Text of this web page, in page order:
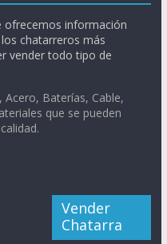
ofrecemos información
chatarreros más
vender todo tipo de
Baterías, Cable,
que se pueden
Vender
Chatarra